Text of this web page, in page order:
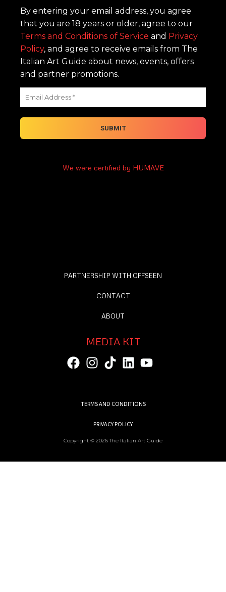
By entering your email address, you agree
that you are 18 years or older, agree to our
Terms and Conditions of Service and Privacy
Policy, and agree to receive emails from The
Italian Art Guide about news, events, offers
and partner promotions.
We were certified by HUMAVE
PARTNERSHIP WITH OFFSEEN
CONTACT
ABOUT
MEDIA KIT
TERMS AND CONDITIONS
PRIVACY POLICY
Copyright © 2026 The Italian Art Guide